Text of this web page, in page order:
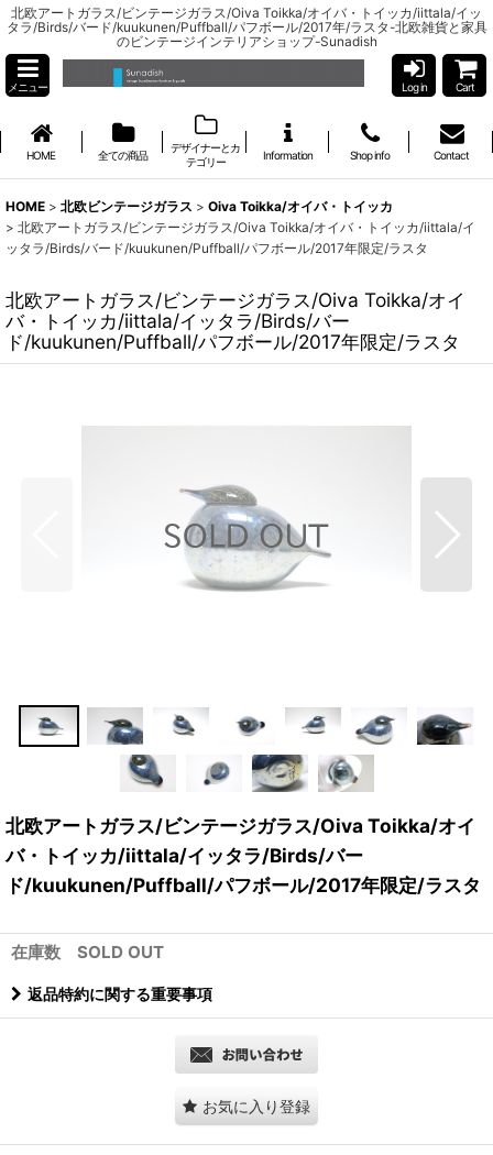
北欧アートガラス/ビンテージガラス/Oiva Toikka/オイバ・トイッカ/iittala/イッ
タラ/Birds/バード/kuukunen/Puffball/パフボール/2017年/ラスタ-北欧雑貨と家具
のビンテージインテリアショップ-Sunadish
メニュー Log in Cart
HOME 全ての商品
デザイナーとカ
テゴリー
Information Shop info Contact
HOME > 北欧ビンテージガラス > Oiva Toikka/オイバ・トイッカ
> 北欧アートガラス/ビンテージガラス/Oiva Toikka/オイバ・トイッカ/iittala/イ
ッタラ/Birds/バード/kuukunen/Puffball/パフボール/2017年限定/ラスタ
北欧アートガラス/ビンテージガラス/Oiva Toikka/オイ
バ・トイッカ/iittala/イッタラ/Birds/バー
ド/kuukunen/Puffball/パフボール/2017年限定/ラスタ
北欧アートガラス/ビンテージガラス/Oiva Toikka/オイ
バ・トイッカ/iittala/イッタラ/Birds/バー
ド/kuukunen/Puffball/パフボール/2017年限定/ラスタ
在庫数 SOLD OUT
返品特約に関する重要事項
お気に入り登録